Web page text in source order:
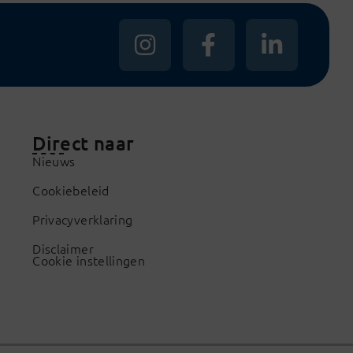
Direct naar
Nieuws
Cookiebeleid
Privacyverklaring
Disclaimer
Cookie instellingen